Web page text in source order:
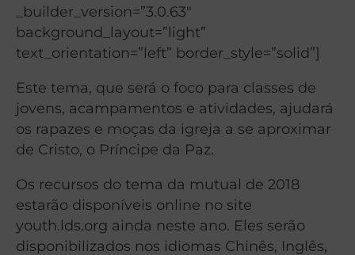
_builder_version=”3.0.63″
background_layout=”light”
text_orientation=”left” border_style=”solid”]
Este tema, que será o foco para classes de
jovens, acampamentos e atividades, ajudará
os rapazes e moças da igreja a se aproximar
de Cristo, o Príncipe da Paz.
Os recursos do tema da mutual de 2018
estarão disponíveis online no site
youth.lds.org ainda neste ano. Eles serão
disponibilizados nos idiomas Chinês, Inglês,